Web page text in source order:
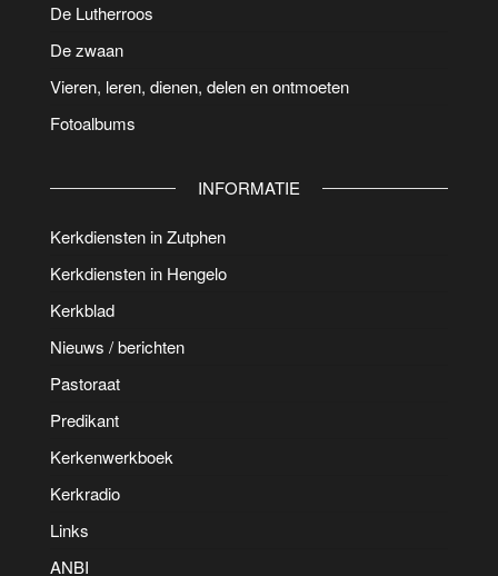
De Lutherroos
De zwaan
Vieren, leren, dienen, delen en ontmoeten
Fotoalbums
INFORMATIE
Kerkdiensten in Zutphen
Kerkdiensten in Hengelo
Kerkblad
Nieuws / berichten
Pastoraat
Predikant
Kerkenwerkboek
Kerkradio
Links
ANBI